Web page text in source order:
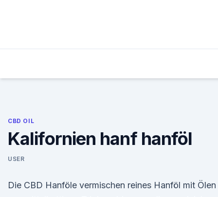
CBD OIL
Kalifornien hanf hanföl
USER
Die CBD Hanföle vermischen reines Hanföl mit Ölen